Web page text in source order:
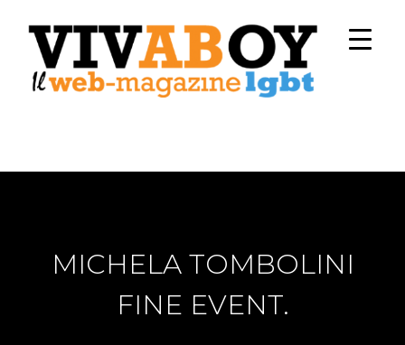
MICHELA TOMBOLINI
FINE EVENT.